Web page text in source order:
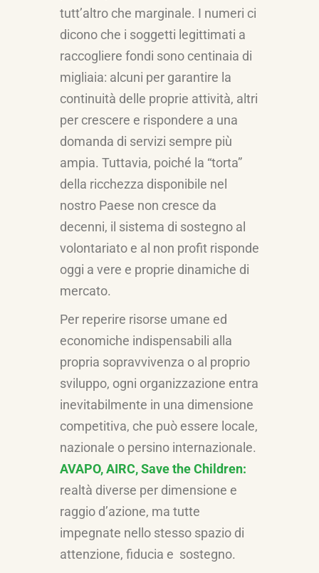
tutt’altro che marginale. I numeri ci
dicono che i soggetti legittimati a
raccogliere fondi sono centinaia di
migliaia: alcuni per garantire la
continuità delle proprie attività, altri
per crescere e rispondere a una
domanda di servizi sempre più
ampia. Tuttavia, poiché la “torta”
della ricchezza disponibile nel
nostro Paese non cresce da
decenni, il sistema di sostegno al
volontariato e al non profit risponde
oggi a vere e proprie dinamiche di
mercato.
Per reperire risorse umane ed
economiche indispensabili alla
propria sopravvivenza o al proprio
sviluppo, ogni organizzazione entra
inevitabilmente in una dimensione
competitiva, che può essere locale,
nazionale o persino internazionale.
AVAPO, AIRC, Save the Children:
realtà diverse per dimensione e
raggio d’azione, ma tutte
impegnate nello stesso spazio di
attenzione, fiducia e sostegno.